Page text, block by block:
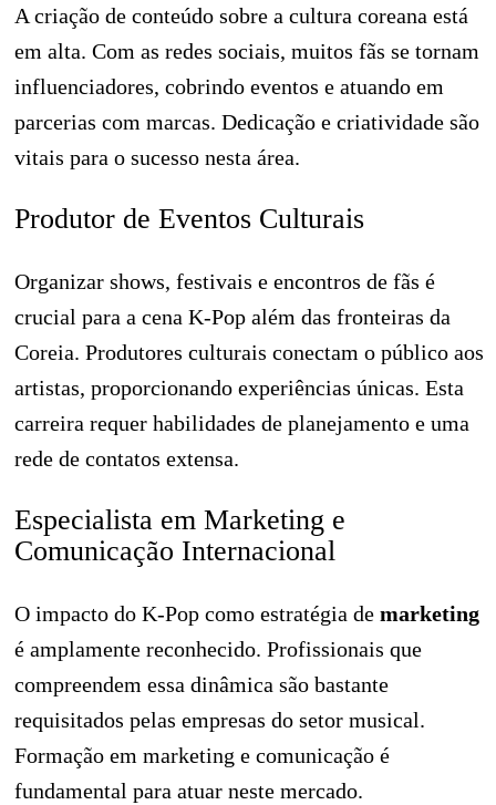
A criação de conteúdo sobre a cultura coreana está
em alta. Com as redes sociais, muitos fãs se tornam
influenciadores, cobrindo eventos e atuando em
parcerias com marcas. Dedicação e criatividade são
vitais para o sucesso nesta área.
Produtor de Eventos Culturais
Organizar shows, festivais e encontros de fãs é
crucial para a cena K-Pop além das fronteiras da
Coreia. Produtores culturais conectam o público aos
artistas, proporcionando experiências únicas. Esta
carreira requer habilidades de planejamento e uma
rede de contatos extensa.
Especialista em Marketing e
Comunicação Internacional
O impacto do K-Pop como estratégia de marketing
é amplamente reconhecido. Profissionais que
compreendem essa dinâmica são bastante
requisitados pelas empresas do setor musical.
Formação em marketing e comunicação é
fundamental para atuar neste mercado.